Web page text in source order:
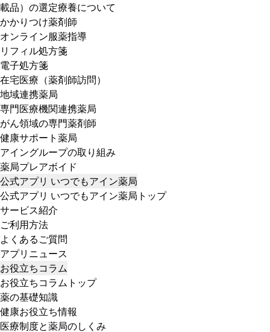
載品）の選定療養について
かかりつけ薬剤師
オンライン服薬指導
リフィル処方箋
電子処方箋
在宅医療（薬剤師訪問）
地域連携薬局
専門医療機関連携薬局
がん領域の専門薬剤師
健康サポート薬局
アイングループの取り組み
薬局プレアボイド
公式アプリ いつでもアイン薬局
公式アプリ いつでもアイン薬局トップ
サービス紹介
ご利用方法
よくあるご質問
アプリニュース
お役立ちコラム
お役立ちコラムトップ
薬の基礎知識
健康お役立ち情報
医療制度と薬局のしくみ